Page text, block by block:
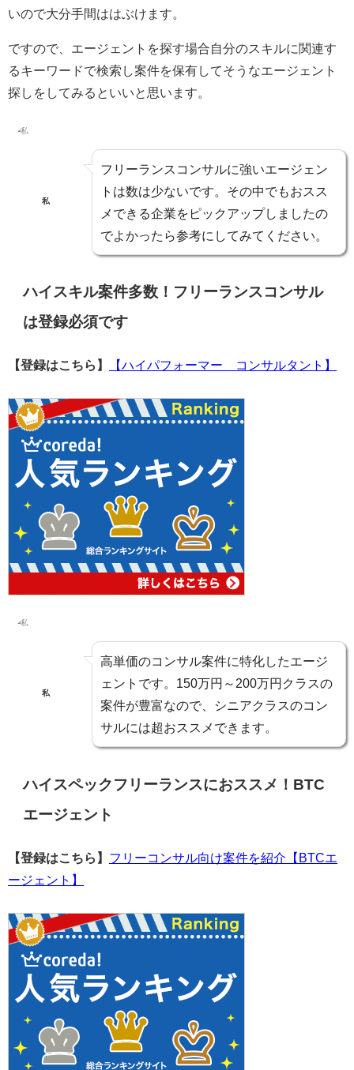
いので大分手間ははぶけます。
ですので、エージェントを探す場合自分のスキルに関連す
るキーワードで検索し案件を保有してそうなエージェント
探しをしてみるといいと思います。
私
フリーランスコンサルに強いエージェン
トは数は少ないです。その中でも おスス
メできる企業をピックアップしましたの
でよかったら参考にしてみてください。
ハイスキル案件多数！フリーランスコンサル
は登録必須です
【登録はこちら】 【ハイパフォーマー コンサルタント】
私
高単価のコンサル案件に特化したエージ
ェントです。 150万円～200万円クラスの
案件が豊富なので、シニアクラスのコン
サルには超おススメできます。
ハイスペックフリーランスにおススメ！BTC
エージェント
【登録はこちら】 フリーコンサル向け案件を紹介【BTCエ
ージェント】